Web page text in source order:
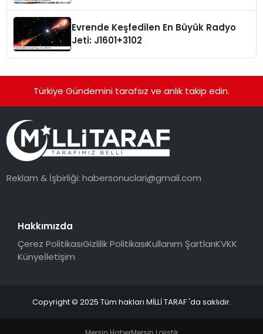
Evrende Keşfedilen En Büyük Radyo
Jeti: J1601+3102
Türkiye Gündemini tarafsız ve anlık takip edin.
Reklam & İşbirliği:habersonuclari@gmail.com
Hakkımızda
Çerez PolitikasıGizlilik PolitikasıKullanım ŞartlarıKVKK
Künyeİletişim
Copyright © 2025 Tüm hakları MİLLİ TARAF 'da saklıdır.